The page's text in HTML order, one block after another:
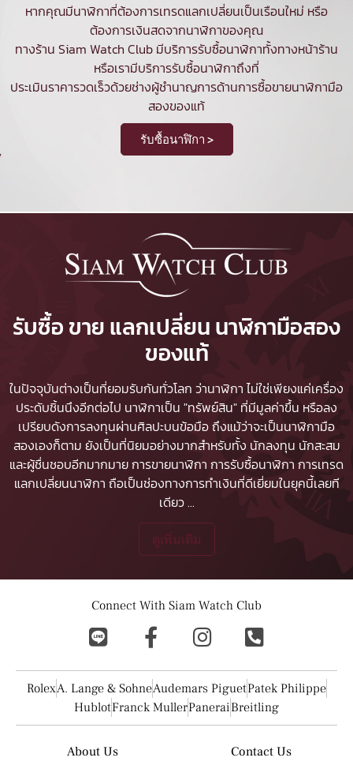
หากคุณมีนาฬิกาที่ต้องการเทรดแลกเปลี่ยนเป็นเรือนใหม่ หรือ
ต้องการเงินสดจากนาฬิกาของคุณ
ทางร้าน Siam Watch Club มีบริการรับซื้อนาฬิกาทั้งทางหน้าร้าน
หรือเรามีบริการรับซื้อนาฬิกาถึงที่
ประเมินราคารวดเร็วด้วยช่างผู้ชำนาญการด้านการซื้อขายนาฬิกามือ
สองของแท้
รับซื้อนาฬิกา >
รับซื้อ ขาย แลกเปลี่ยน นาฬิกามือสอง
ของแท้
ในปัจจุบันต่างเป็นที่ยอมรับกันทั่วโลก ว่านาฬิกา ไม่ใช่เพียงแค่เครื่อง
ประดับชิ้นนึงอีกต่อไป นาฬิกาเป็น "ทรัพย์สิน" ที่มีมูลค่าขึ้น หรือลง
เปรียบดังการลงทุนผ่านศิลปะบนข้อมือ ถึงแม้ว่าจะเป็นนาฬิกามือ
สองเองก็ตาม ยังเป็นที่นิยมอย่างมากสำหรับทั้ง นักลงทุน นักสะสม
และผู้ชื่นชอบอีกมากมายการขายนาฬิกา การรับซื้อนาฬิกา การเทรด
แลกเปลี่ยนนาฬิกา ถือเป็นช่องทางการทำเงินที่ดีเยี่ยมในยุคนี้เลยที
เดียว...
ดูเพิ่มเติม
Connect With Siam Watch Club
RolexA. Lange & SohneAudemars PiguetPatek Philippe
HublotFranck MullerPaneraiBreitling
About Us Contact Us